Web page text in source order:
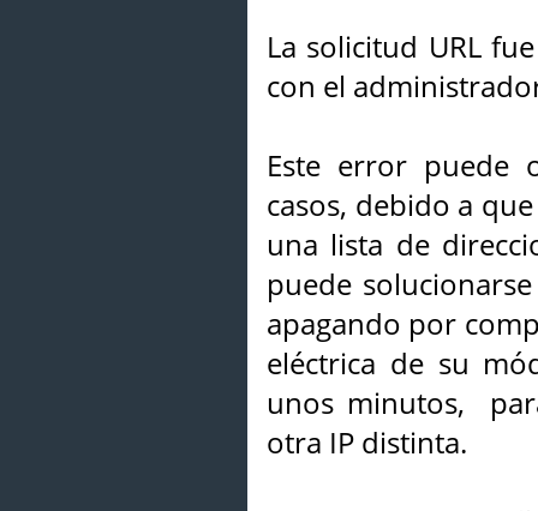
La solicitud URL
con el
Este error puede
casos, debido a
una lista de
puede
apagando por
eléctrica de su
unos minutos,
otra IP distinta.